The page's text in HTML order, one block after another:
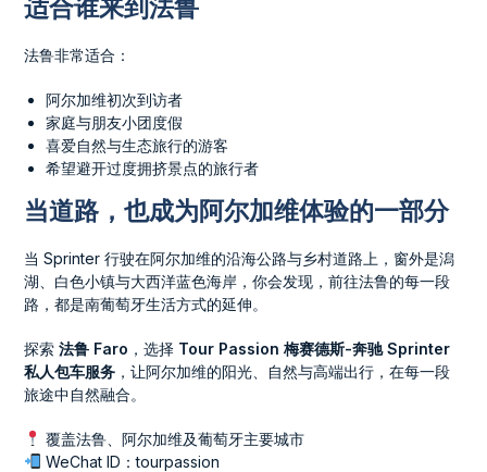
适合谁来到法鲁
法鲁非常适合：
阿尔加维初次到访者
家庭与朋友小团度假
喜爱自然与生态旅行的游客
希望避开过度拥挤景点的旅行者
当道路，也成为阿尔加维体验的一部分
当 Sprinter 行驶在阿尔加维的沿海公路与乡村道路上，窗外是潟
湖、白色小镇与大西洋蓝色海岸，你会发现，前往法鲁的每一段
路，都是南葡萄牙生活方式的延伸。
探索法鲁 Faro ，选择 Tour Passion 梅赛德斯-奔驰 Sprinter
私人包车服务 ，让阿尔加维的阳光、自然与高端出行，在每一段
旅途中自然融合。
覆盖法鲁、阿尔加维及葡萄牙主要城市
WeChat ID：tourpassion